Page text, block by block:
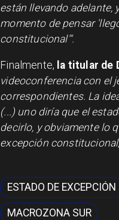
están llevando adelante,
momento de pensar
constitucional'".
Finalmente, la titular de
videoconferencia con el
correspondientes. La
(...) uno diría que el
decirlo, y obviamente lo
excepción
ESTADO DE EXCEPCIÓN
MACROZONA SUR